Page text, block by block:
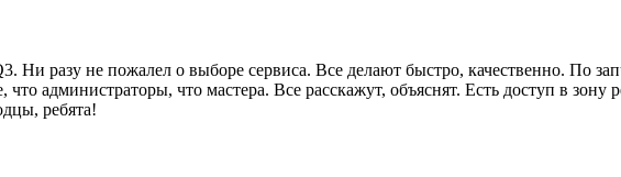
разу не пожалел о выборе сервиса. Все делают быстро, качественно. По
что администраторы, что мастера. Все расскажут, объяснят. Есть доступ в
ребята!